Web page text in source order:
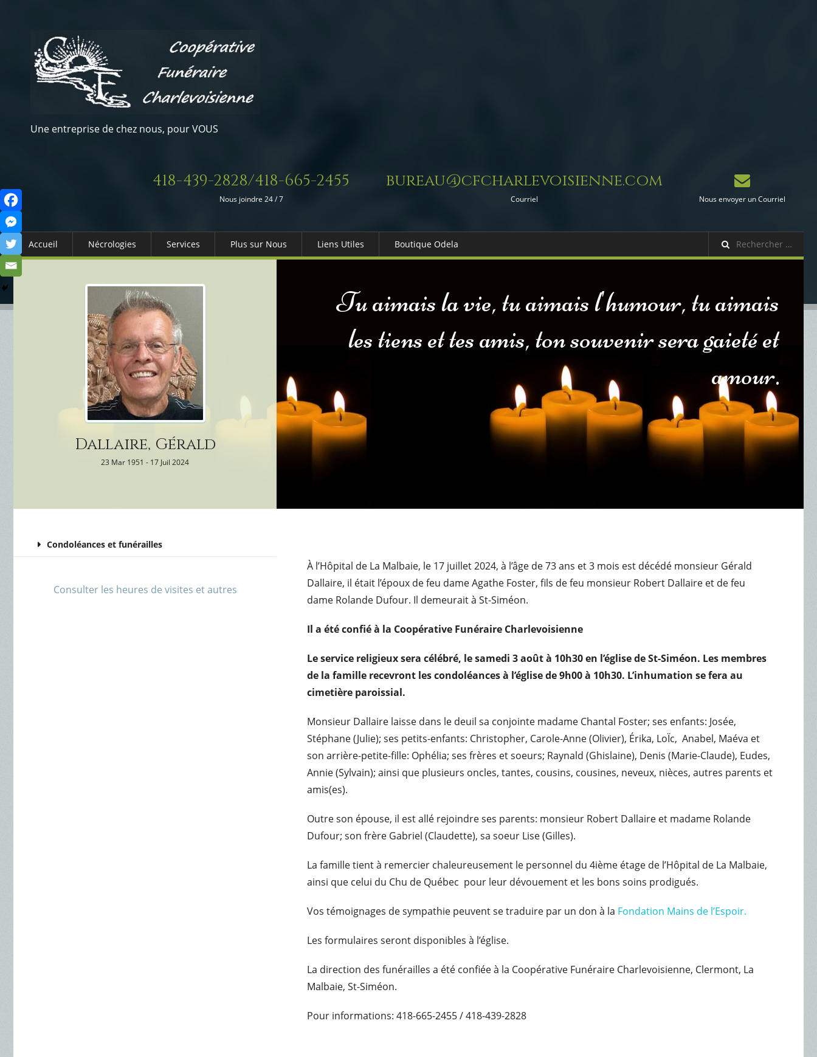
Une entreprise de chez nous, pour VOUS
418-439-2828/418-665-2455
Nous joindre 24 / 7
bureau@cfcharlevoisienne.com
Courriel Nous envoyer un Courriel
Accueil Nécrologies Services
Services Funéraires
Plus sur Nous Liens Utiles
Services Gouv. et Autres
Fleuristes
Boutique Odela
Dallaire, Gérald
23 Mar 1951 - 17 Juil 2024
Tu aimais la vie, tu aimais l'humour, tu aimais
les tiens et tes amis, ton souvenir sera gaieté et
amour.
Condoléances et funérailles
Consulter les heures de visites et autres
À l’Hôpital de La Malbaie, le 17 juillet 2024, à l’âge de 73 ans et 3 mois est décédé monsieur Gérald
Dallaire, il était l’époux de feu dame Agathe Foster, fils de feu monsieur Robert Dallaire et de feu
dame Rolande Dufour. Il demeurait à St-Siméon.
Il a été confié à la Coopérative Funéraire Charlevoisienne
Le service religieux sera célébré, le samedi 3 août à 10h30 en l’église de St-Siméon. Les membres
de la famille recevront les condoléances à l’église de 9h00 à 10h30. L’inhumation se fera au
cimetière paroissial.
Monsieur Dallaire laisse dans le deuil sa conjointe madame Chantal Foster; ses enfants: Josée,
Stéphane (Julie); ses petits-enfants: Christopher, Carole-Anne (Olivier), Érika, LoÏc, Anabel, Maéva et
son arrière-petite-fille: Ophélia; ses frères et soeurs; Raynald (Ghislaine), Denis (Marie-Claude), Eudes,
Annie (Sylvain); ainsi que plusieurs oncles, tantes, cousins, cousines, neveux, nièces, autres parents et
amis(es).
Outre son épouse, il est allé rejoindre ses parents: monsieur Robert Dallaire et madame Rolande
Dufour; son frère Gabriel (Claudette), sa soeur Lise (Gilles).
La famille tient à remercier chaleureusement le personnel du 4ième étage de l’Hôpital de La Malbaie,
ainsi que celui du Chu de Québec pour leur dévouement et les bons soins prodigués.
Vos témoignages de sympathie peuvent se traduire par un don à la Fondation Mains de l’Espoir.
Les formulaires seront disponibles à l’église.
La direction des funérailles a été confiée à la Coopérative Funéraire Charlevoisienne, Clermont, La
Malbaie, St-Siméon.
Pour informations: 418-665-2455 / 418-439-2828